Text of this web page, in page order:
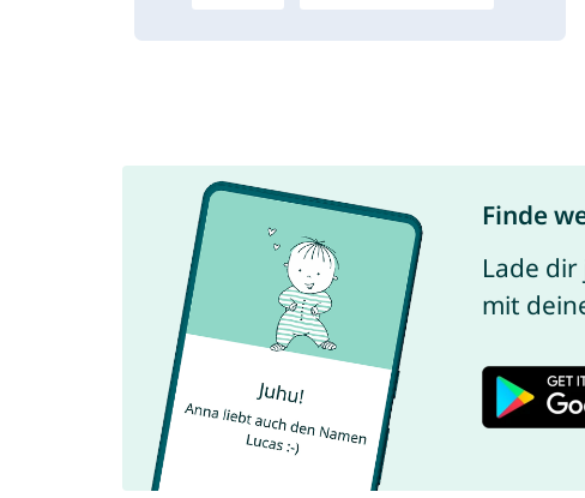
Finde
Lade
mit